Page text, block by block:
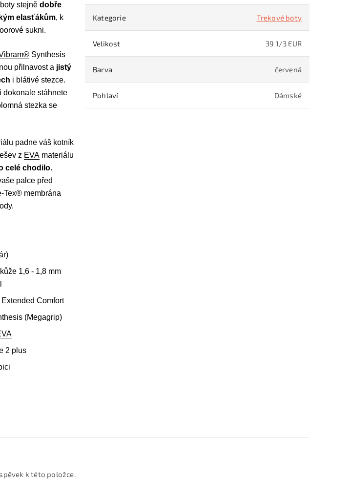
stejně dobře
elasťákům, k
sukni.
Synthesis
přilnavost a jistý
i blátivé stezce.
dokonale stáhnete
stezka se
padne váš kotník
z EVA materiálu
celé chodilo.
palce před
Tex® membrána
1,6 - 1,8 mm
Comfort
(Megagrip)
2 plus
Kategorie Trekové boty
Velikost 39 1/3 EUR
Barva červená
Pohlaví Dámské
k této položce.